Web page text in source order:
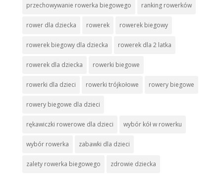
przechowywanie rowerka biegowego ranking rowerków
rower dla dziecka rowerek rowerek biegowy
rowerek biegowy dla dziecka rowerek dla 2 latka
rowerek dla dziecka rowerki biegowe
rowerki dla dzieci rowerki trójkołowe rowery biegowe
rowery biegowe dla dzieci
rękawiczki rowerowe dla dzieci wybór kół w rowerku
wybór rowerka zabawki dla dzieci
zalety rowerka biegowego zdrowie dziecka